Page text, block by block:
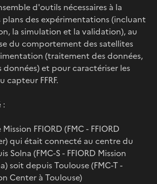
d'outils nécessaires à la
des expérimentations (incluant
la simulation et la validation), au
du comportement des satellites
(traitement des données,
données) et pour caractériser les
capteur FFRF.
:
FFIORD (FMC - FFIORD
qui était connecté au centre du
Solna (FMC-S - FFIORD Mission
soit depuis Toulouse (FMC-T -
Center à Toulouse)